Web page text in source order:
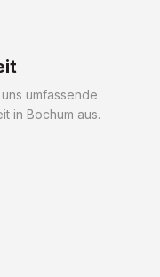
umfassende
in Bochum aus.